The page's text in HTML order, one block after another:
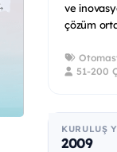
ve
çözüm
51-200
KURULUŞ
2009